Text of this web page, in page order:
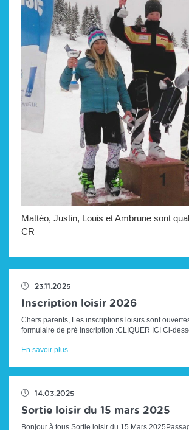
Mattéo, Justin, Louis et Ambrune sont
CR
23.11.2025
Inscription loisir 2026
Chers parents, Les inscriptions loisirs sont
formulaire de pré inscription :CLIQUER ICI Ci-
En savoir plus
14.03.2025
Sortie loisir du 15 mars 2025
Bonjour à tous Sortie loisir du 15 Mars